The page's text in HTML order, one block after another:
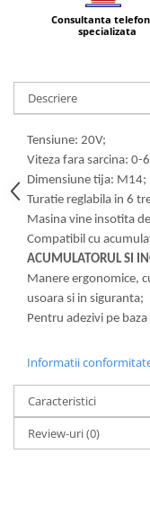
Becuri auto
Becuri Led Auto
Becuri Xenon Auto
Faruri Camioane,
Tractoare
Lampi de ceata
Lampi Gabarit LED
Lampi gabarit auto si
Lampi gabarit cu brat
remorci
Lampi interior,
Lampi numar
Lampi Stop,
Lampi Fata cu Bec &
Lampi Fata LED &
Consultanta
specializata
Descriere
Tensiune: 20V;
Viteza fara sarcina: 0-
Dimensiune tija: M14;
Turatie reglabila in 6
Masina vine insotita
Compatibil cu
ACUMULATORUL SI
Manere ergonomice,
usoara si in siguranta;
Pentru adezivi pe
Informatii
Caracteristici
Review-uri(0)